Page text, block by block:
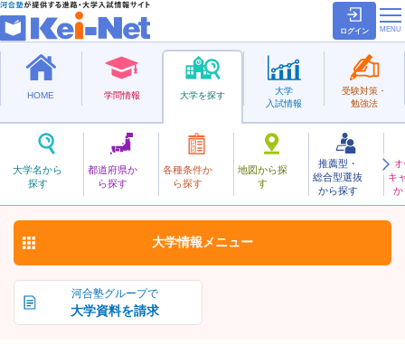
ログイン
HOME 学問情報 大学を探す
大学名から
探す
都道府県か
ら探す
各種条件か
ら探す
地図から探
す
推薦型・
総合型選抜
から探す
キ
か
大学
入試情報
受験対策・
勉強法
私立
しばうらこうぎょう
芝浦工業大学 お気に入り
河合塾グループで
大学資料を請求
大学情報 メニュー